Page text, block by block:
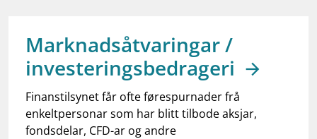
dashboardInformasjon for investorer
notifications_noneAbonner på nyhetsvarsel
Marknadsåtvaringar /
investeringsbedrageri
Finanstilsynet får ofte førespurnader frå
enkeltpersonar som har blitt tilbode aksjar,
fondsdelar, CFD-ar og andre